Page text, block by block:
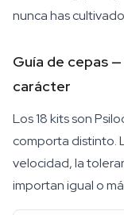
nunca has
Guía de cepas
carácter
Los 18 kits son
comporta distinto.
velocidad, la
importan igual o